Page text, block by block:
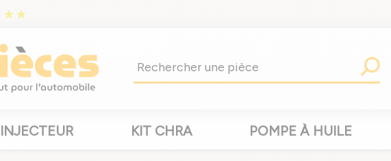
INJECTEUR KIT CHRA POMPE À HUILE